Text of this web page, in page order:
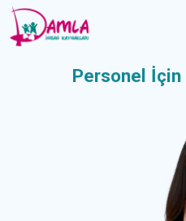
Personel İçin